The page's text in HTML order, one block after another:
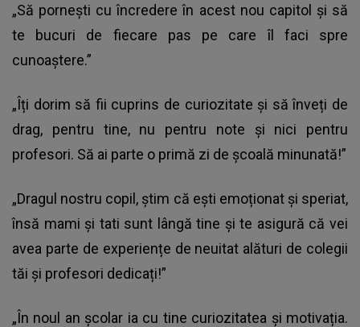
„Să pornești cu încredere în acest nou capitol și să
te bucuri de fiecare pas pe care îl faci spre
cunoaștere.”
„Îți dorim să fii cuprins de curiozitate și să înveți de
drag, pentru tine, nu pentru note și nici pentru
profesori. Să ai parte o primă zi de școală minunată!”
„Dragul nostru copil, știm că ești emoționat și speriat,
însă mami și tati sunt lângă tine și te asigură că vei
avea parte de experiențe de neuitat alături de colegii
tăi și profesori dedicați!”
„În noul an școlar ia cu tine curiozitatea și motivația.